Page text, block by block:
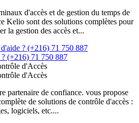
d'accès et de gestion du temps de
Kelio sont des solutions complètes pour
la gestion des accès et...
? (+216) 71 750 887
(+216) 71 750 887
d'Accès
d'Accès
partenaire de confiance. vous propose
de solutions de contrôle d'accès :
logiciels, etc....